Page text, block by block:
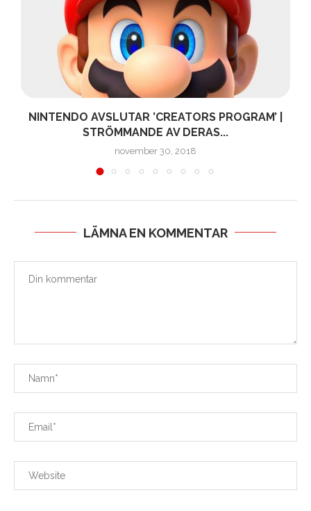
NINTENDO AVSLUTAR ’CREATORS PROGRAM’ |
STRÖMMANDE AV DERAS...
november 30, 2018
LÄMNA EN KOMMENTAR